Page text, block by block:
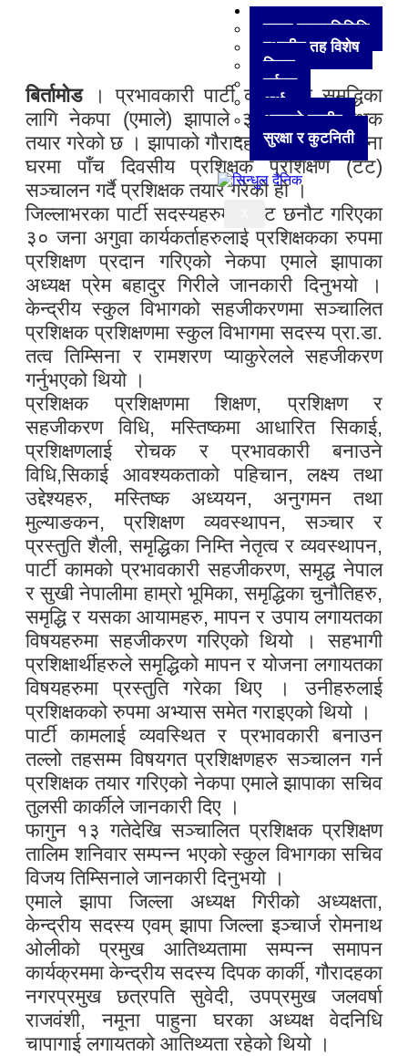
अन्य
हाम्रा जनप्रतिनिधि
स्थानीय तह विशेष
विचार
पर्यटन
अर्थ
आजको तस्वीर
सुरक्षा र कुटनिती
बिर्तामोड। प्रभावकारी पार्टी काम तथा समृद्धिका
लागि नेकपा (एमाले) झापाले ३० जना प्रशिक्षक
तयार गरेको छ । झापाको गौरादहस्थित नमूना पाहुना
घरमा पाँच दिवसीय प्रशिक्षक प्रशिक्षण (टट)
सञ्चालन गर्दै प्रशिक्षक तयार गरेको हो ।
जिल्लाभरका पार्टी सदस्यहरुमध्येबाट छनौट गरिएका
३० जना अगुवा कार्यकर्ताहरुलाई प्रशिक्षकका रुपमा
प्रशिक्षण प्रदान गरिएको नेकपा एमाले झापाका
अध्यक्ष प्रेम बहादुर गिरीले जानकारी दिनुभयो ।
केन्द्रीय स्कुल विभागको सहजीकरणमा सञ्चालित
प्रशिक्षक प्रशिक्षणमा स्कुल विभागमा सदस्य प्रा.डा.
तत्व तिम्सिना र रामशरण प्याकुरेलले सहजीकरण
गर्नुभएको थियो ।
प्रशिक्षक प्रशिक्षणमा शिक्षण, प्रशिक्षण र
सहजीकरण विधि, मस्तिष्कमा आधारित सिकाई,
प्रशिक्षणलाई रोचक र प्रभावकारी बनाउने
विधि,सिकाई आवश्यकताको पहिचान, लक्ष्य तथा
उद्देश्यहरु, मस्तिष्क अध्ययन, अनुगमन तथा
मुल्याङकन, प्रशिक्षण व्यवस्थापन, सञ्चार र
प्रस्तुति शैली, समृद्धिका निम्ति नेतृत्व र व्यवस्थापन,
पार्टी कामको प्रभावकारी सहजीकरण, समृद्ध नेपाल
र सुखी नेपालीमा हाम्रो भूमिका, समृद्धिका चुनौतिहरु,
समृद्धि र यसका आयामहरु, मापन र उपाय लगायतका
विषयहरुमा सहजीकरण गरिएको थियो । सहभागी
प्रशिक्षार्थीहरुले समृद्धिको मापन र योजना लगायतका
विषयहरुमा प्रस्तुति गरेका थिए । उनीहरुलाई
प्रशिक्षकको रुपमा अभ्यास समेत गराइएको थियो ।
पार्टी कामलाई व्यवस्थित र प्रभावकारी बनाउन
तल्लो तहसम्म विषयगत प्रशिक्षणहरु सञ्चालन गर्न
प्रशिक्षक तयार गरिएको नेकपा एमाले झापाका सचिव
तुलसी कार्कीले जानकारी दिए ।
फागुन १३ गतेदेखि सञ्चालित प्रशिक्षक प्रशिक्षण
तालिम शनिवार सम्पन्न भएको स्कुल विभागका सचिव
विजय तिम्सिनाले जानकारी दिनुभयो ।
एमाले झापा जिल्ला अध्यक्ष गिरीको अध्यक्षता,
केन्द्रीय सदस्य एवम् झापा जिल्ला इञ्चार्ज रोमनाथ
ओलीको प्रमुख आतिथ्यतामा सम्पन्न समापन
कार्यक्रममा केन्द्रीय सदस्य दिपक कार्की, गौरादहका
नगरप्रमुख छत्रपति सुवेदी, उपप्रमुख जलवर्षा
राजवंशी, नमूना पाहुना घरका अध्यक्ष वेदनिधि
चापागाई लगायतको आतिथ्यता रहेको थियो ।